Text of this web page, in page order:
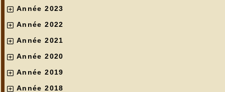
Année 2023
Année 2022
Année 2021
Année 2020
Année 2019
Année 2018